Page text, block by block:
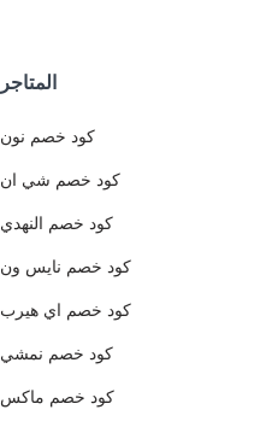
المتاجر
كود خصم نون
كود خصم شي ان
كود خصم النهدي
كود خصم نايس ون
كود خصم اي هيرب
كود خصم نمشي
كود خصم ماكس